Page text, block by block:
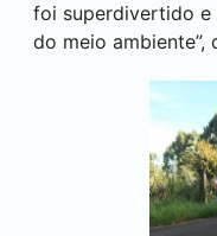
foi superdivertido e
do meio ambiente”,